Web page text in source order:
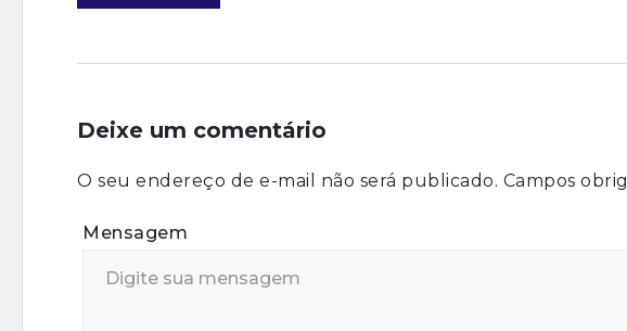
Deixe um comentário
O seu endereço de e-mail não será publicado. Campos
Mensagem